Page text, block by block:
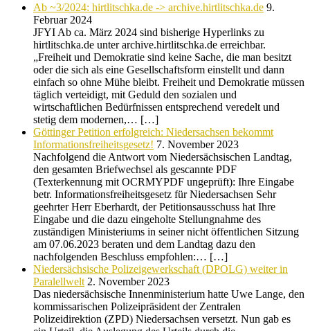
Ab ~3/2024: hirtlitschka.de -> archive.hirtlitschka.de 9.
Februar 2024
JFYI Ab ca. März 2024 sind bisherige Hyperlinks zu
hirtlitschka.de unter archive.hirtlitschka.de erreichbar.
„Freiheit und Demokratie sind keine Sache, die man besitzt
oder die sich als eine Gesellschaftsform einstellt und dann
einfach so ohne Mühe bleibt. Freiheit und Demokratie müssen
täglich verteidigt, mit Geduld den sozialen und
wirtschaftlichen Bedürfnissen entsprechend veredelt und
stetig dem modernen,… […]
Göttinger Petition erfolgreich: Niedersachsen bekommt
Informationsfreiheitsgesetz! 7. November 2023
Nachfolgend die Antwort vom Niedersächsischen Landtag,
den gesamten Briefwechsel als gescannte PDF
(Texterkennung mit OCRMYPDF ungeprüft): Ihre Eingabe
betr. Informationsfreiheitsgesetz für Niedersachsen Sehr
geehrter Herr Eberhardt, der Petitionsausschuss hat Ihre
Eingabe und die dazu eingeholte Stellungnahme des
zuständigen Ministeriums in seiner nicht öffentlichen Sitzung
am 07.06.2023 beraten und dem Landtag dazu den
nachfolgenden Beschluss empfohlen:… […]
Niedersächsische Polizeigewerkschaft (DPOLG) weiter in
Paralellwelt 2. November 2023
Das niedersächsische Innenministerium hatte Uwe Lange, den
kommissarischen Polizeipräsident der Zentralen
Polizeidirektion (ZPD) Niedersachsen versetzt. Nun gab es